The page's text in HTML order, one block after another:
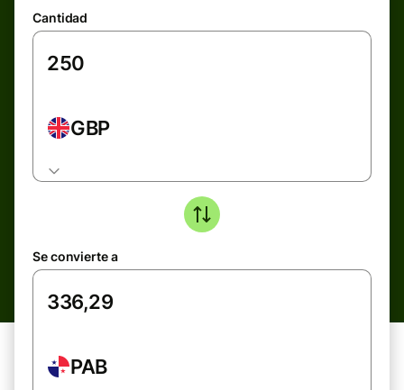
Cantidad
GBP
Se convierte a
PAB